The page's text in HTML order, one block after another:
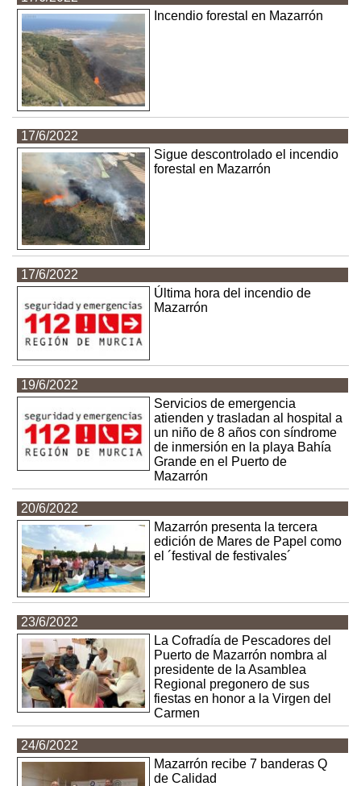
Incendio forestal en Mazarrón
17/6/2022
Sigue descontrolado el incendio
forestal en Mazarrón
17/6/2022
Última hora del incendio de
Mazarrón
19/6/2022
Servicios de emergencia
atienden y trasladan al hospital a
un niño de 8 años con síndrome
de inmersión en la playa Bahía
Grande en el Puerto de
Mazarrón
20/6/2022
Mazarrón presenta la tercera
edición de Mares de Papel como
el ´festival de festivales´
23/6/2022
La Cofradía de Pescadores del
Puerto de Mazarrón nombra al
presidente de la Asamblea
Regional pregonero de sus
fiestas en honor a la Virgen del
Carmen
24/6/2022
Mazarrón recibe 7 banderas Q
de Calidad